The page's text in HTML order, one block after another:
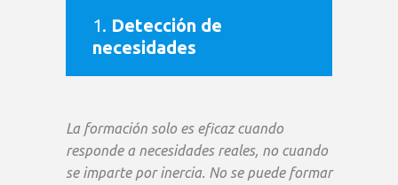
1. Detección de
necesidades
La formación solo es eficaz cuando
responde a necesidades reales, no cuando
se imparte por inercia. No se puede formar